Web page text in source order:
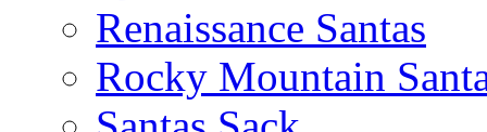
Renaissance Santas
Rocky Mountain